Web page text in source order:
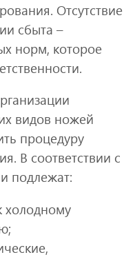
Отсутствие
сбыта –
норм, которое
видов ножей
процедуру
В соответствии с
подлежат:
холодному